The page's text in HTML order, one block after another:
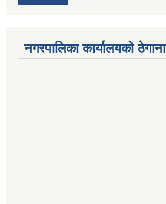
सिभिल बैंक, मेलम्ची
011401055
नगरपालिका कार्यालयको ठेगाना